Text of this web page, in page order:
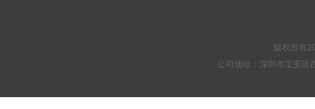
版权所有
公司地址：深圳市宝安